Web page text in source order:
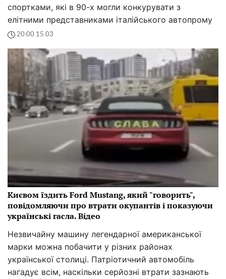
спортками, які в 90-х могли конкурувати з
елітними представниками італійського автопрому
20:00 15.03
Києвом їздить Ford Mustang, який "говорить",
повідомляючи про втрати окупантів і показуючи
українські гасла. Відео
Незвичайну машину легендарної американської
марки можна побачити у різних районах
української столиці. Патріотичний автомобіль
нагадує всім, наскільки серйозні втрати зазнають